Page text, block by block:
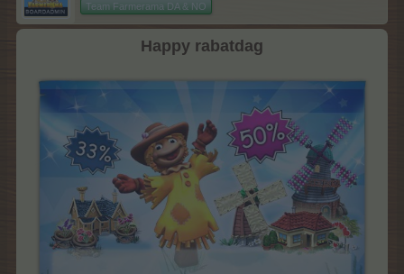
Team Farmerama DA & NO
Happy rabatdag